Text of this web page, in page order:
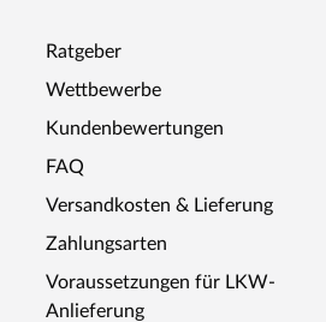
Ratgeber
Wettbewerbe
Kundenbewertungen
FAQ
Versandkosten & Lieferung
Zahlungsarten
Voraussetzungen für LKW-
Anlieferung